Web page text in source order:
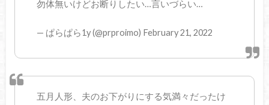
勿体無いけどお断りしたい…言いづらい…
— ぱらぱら1y (@prproimo) February 21, 2022
五月人形、夫のお下がりにする気満々だったけ